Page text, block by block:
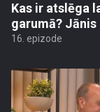
Kas ir atslēga
garumā?
16. epizode